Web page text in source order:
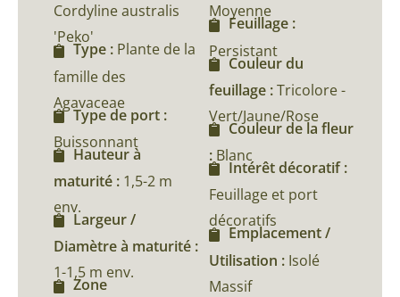
Cordyline australis
'Peko'
Type : Plante de la
famille des
Agavaceae
Type de port :
Buissonnant
Hauteur à
maturité : 1,5-2 m
env.
Largeur /
Diamètre à maturité :
1-1,5 m env.
Zone
Moyenne
Feuillage :
Persistant
Couleur du
feuillage :Tricolore -
Vert/Jaune/Rose
Couleur de la fleur
: Blanc
Intérêt décoratif :
Feuillage et port
décoratifs
Emplacement /
Utilisation : Isolé
Massif